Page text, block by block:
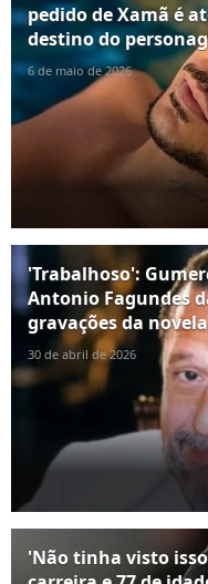
pedido de Xamã é
destino do
6 de maio de 2026
'Trabalhoso':
Antonio Fagundes
gravações da
30 de abril de 2026
'Não tinha visto